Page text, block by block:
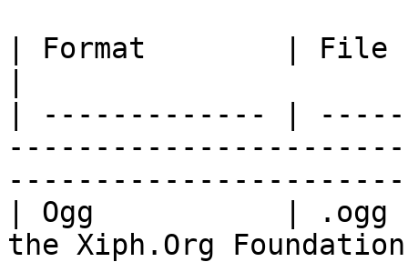
| Format        | File
| ------------- |
| Ogg           | .ogg  |
the Xiph.Org